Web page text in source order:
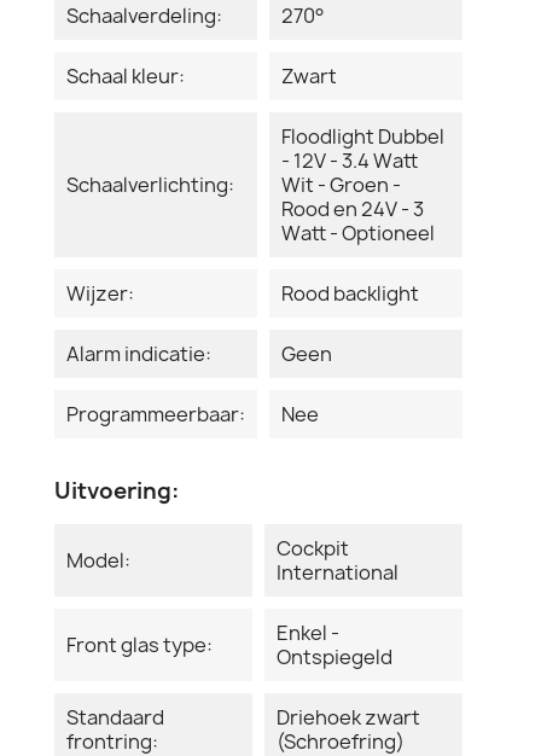
Schaalverdeling: 270°
Schaal kleur: Zwart
Schaalverlichting:
Floodlight Dubbel
- 12V - 3.4 Watt
Wit - Groen -
Rood en 24V - 3
Watt - Optioneel
Wijzer: Rood backlight
Alarm indicatie: Geen
Programmeerbaar: Nee
Uitvoering:
Model:
Cockpit
International
Front glas type:
Enkel -
Ontspiegeld
Standaard
frontring:
Driehoek zwart
(Schroefring)